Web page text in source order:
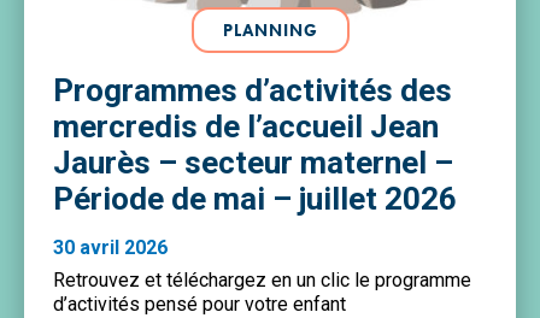
PLANNING
Programmes d’activités des
mercredis de l’accueil Jean
Jaurès – secteur maternel –
Période de mai – juillet 2026
30 avril 2026
Retrouvez et téléchargez en un clic le programme
d’activités pensé pour votre enfant